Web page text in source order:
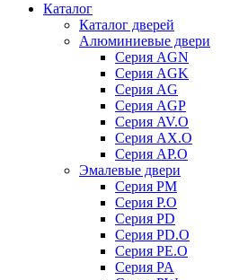
Каталог
Каталог дверей
Алюминиевые двери
Серия AGN
Серия AGK
Серия AG
Серия AGP
Серия AV.O
Серия AX.O
Серия AP.O
Эмалевые двери
Серия PM
Серия P.O
Серия PD
Серия PD.O
Серия PE.O
Серия PA